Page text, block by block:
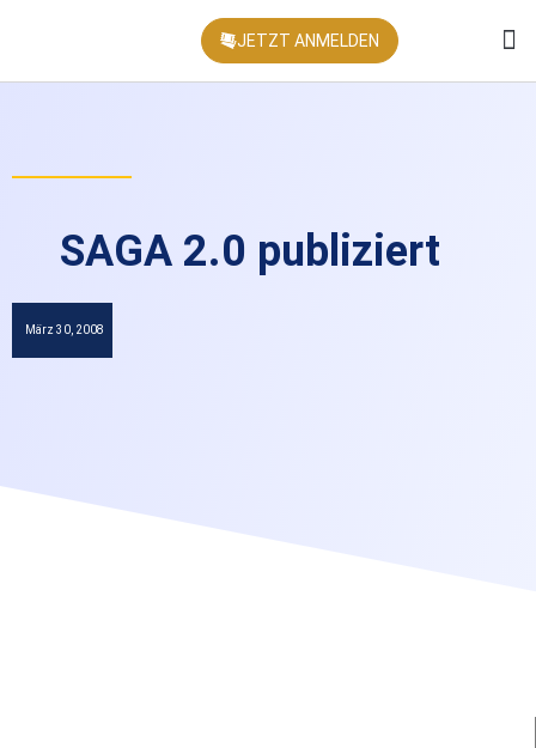
JETZT ANMELDEN
SAGA 2.0 publiziert
März 30, 2008